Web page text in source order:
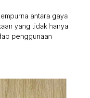
antara gaya
yang tidak hanya
penggunaan